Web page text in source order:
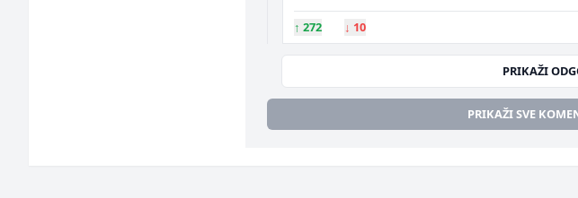
↑ 272 ↓ 10
PRIKAŽI
PRIKAŽI SVE